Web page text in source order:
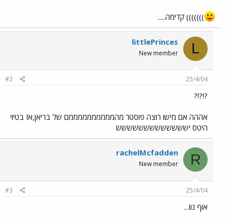
))))))) קדימה.....
L
littlePrinces
New member
25/4/04
#2
?!?!?
אההה אם מישו רוצה פוסטר מהממממממממממם של בריאן,אז בטיוי
היטס יששששששששששששש
R
rachelMcfadden
New member
25/4/04
#3
אוף נוו...